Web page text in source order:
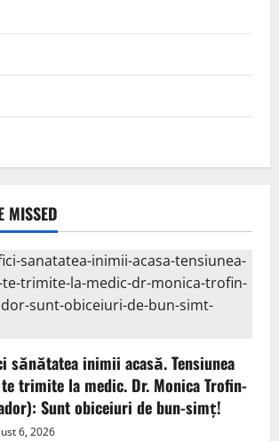
MISSED
inimii acasă. Tensiunea
trimite la medic. Dr. Monica Trofin-
Sunt obiceiuri de bun-simț!
6, 2026